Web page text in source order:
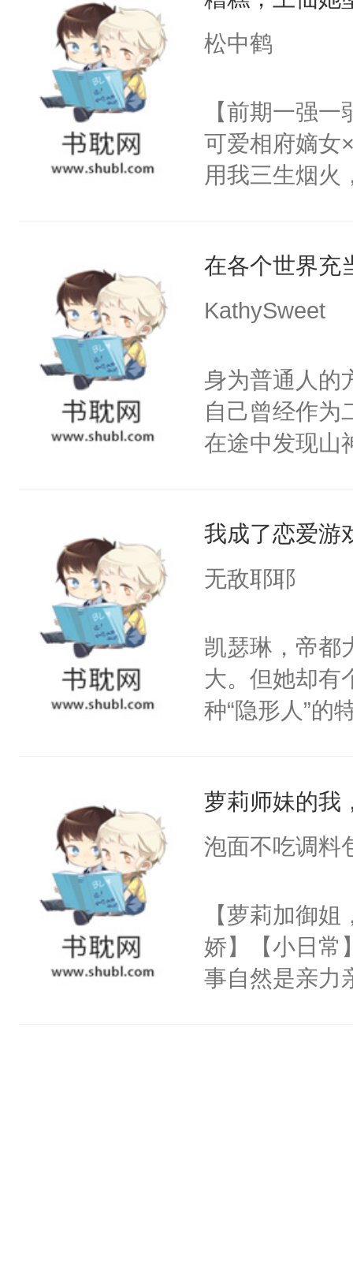
动，这一世她
不了情的枷锁
无猜。传统的
放在心里好几
么？”徐薇薇
松中鹤
【前期一强
可爱相府嫡女
用我三生烟火
的恋爱脑。丹
爱。”仙帝沉
一气之下将
终的选择。2.
家族限制，直
命运的齿轮
那天，有个师
澜却一脸疑
啊。”3.丹霓
反目成仇。丹
根。她的眼中
爱慕沈芸澜看
在各个世界充
KathySweet
身为普通人的
自己曾经作为
在途中发现山
我成了恋爱游
无敌耶耶
凯瑟琳，帝都
大。但她却有
种“隐形人”的
来身处一个恋
道的背景板
飞的爱情故
丽丝，让她远
之手，导致故
心热狐狸×白
萝莉师妹的我
泡面不吃调料
【萝莉加御
娇】【小日常
事自然是亲力